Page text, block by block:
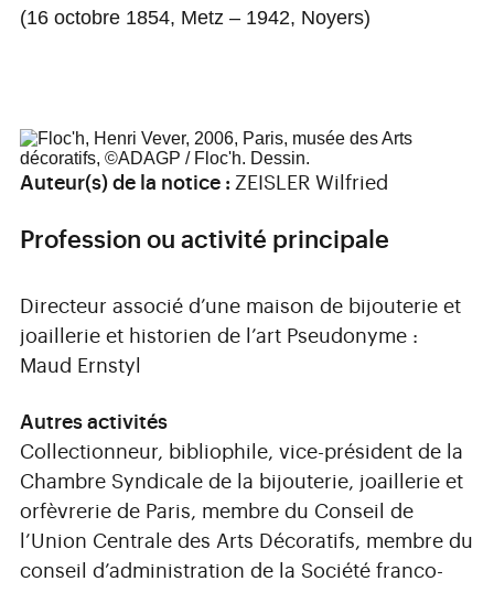
(16 octobre 1854, Metz – 1942, Noyers)
Auteur(s) de la notice : ZEISLER Wilfried
Profession ou activité principale
Directeur associé d’une maison de bijouterie et
joaillerie et historien de l’art Pseudonyme :
Maud Ernstyl
Autres activités
Collectionneur, bibliophile, vice-président de la
Chambre Syndicale de la bijouterie, joaillerie et
orfèvrerie de Paris, membre du Conseil de
l’Union Centrale des Arts Décoratifs, membre du
conseil d’administration de la Société franco-